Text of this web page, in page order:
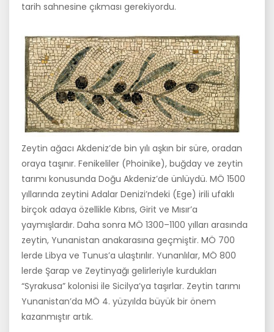
tarih sahnesine çıkması gerekiyordu.
Zeytin ağacı Akdeniz’de bin yılı aşkın bir süre, oradan
oraya taşınır. Fenikeliler (Phoinike), buğday ve zeytin
tarımı konusunda Doğu Akde­niz’de ünlüydü. MÖ 1500
yıllarında zeytini Adalar Denizi’ndeki (Ege) irili ufaklı
birçok adaya özellikle Kıbrıs, Girit ve Mısır’a
yaymışlardır. Daha sonra MÖ 1300–1100 yılları arasında
zeytin, Yunanistan anaka­rasına geçmiştir. MÖ 700
lerde Libya ve Tunus’a ulaştırılır. Yunanlılar, MÖ 800
lerde Şarap ve Zeytinyağı gelirleriyle kurdukları
“Syrakusa” kolonisi ile Sicilya’ya taşırlar. Zeytin tarımı
Yunanistan’da MÖ 4. yüz­yılda büyük bir önem
kazanmıştır artık.